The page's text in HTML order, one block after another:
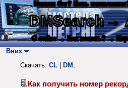
Нашли баг? Есть
DMSearch→
О сайте → Как искать? →
Вниз
Скачать: CL DM ;
Как получить номер